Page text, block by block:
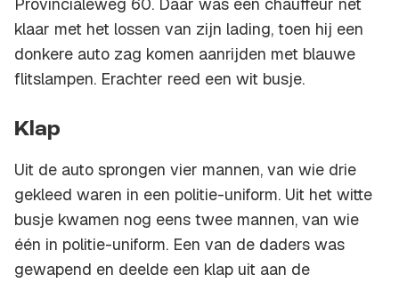
Provincialeweg 60. Daar was een chauffeur net
klaar met het lossen van zijn lading, toen hij een
donkere auto zag komen aanrijden met blauwe
flitslampen. Erachter reed een wit busje.
Klap
Uit de auto sprongen vier mannen, van wie drie
gekleed waren in een politie-uniform. Uit het witte
busje kwamen nog eens twee mannen, van wie
één in politie-uniform. Een van de daders was
gewapend en deelde een klap uit aan de